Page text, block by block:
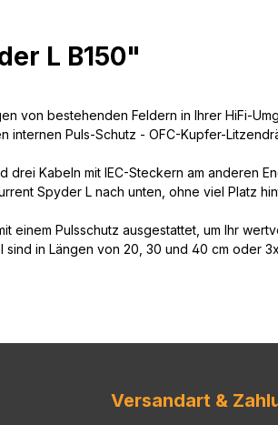
L B150"
von bestehenden Feldern in Ihrer HiFi-
Puls-Schutz - OFC-Kupfer-
Kabeln mit IEC-Steckern am anderen
Spyder L nach unten, ohne viel Platz
einem Pulsschutz ausgestattet, um Ihr
in Längen von 20, 30 und 40 cm oder
Versandart &